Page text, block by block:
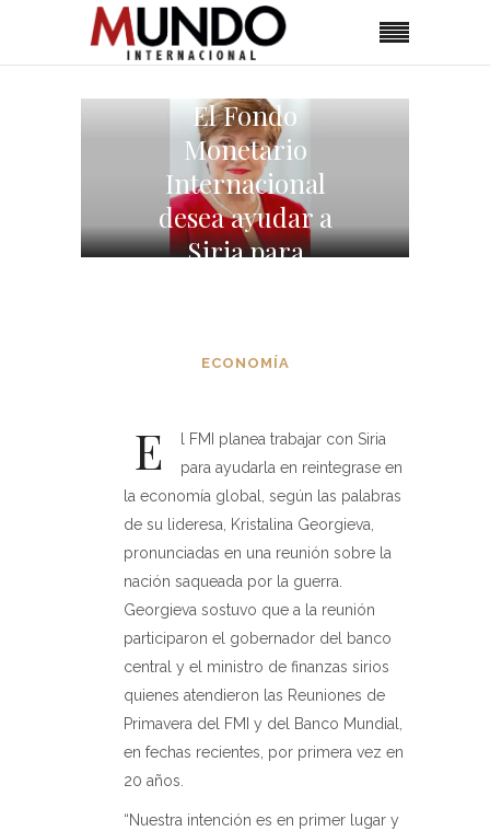
El Fondo
Monetario
Internacional
desea ayudar a
Siria para
ECONOMÍA
E
l FMI planea trabajar con Siria
para ayudarla en reintegrase en
la economía global, según las palabras
de su lideresa, Kristalina Georgieva,
pronunciadas en una reunión sobre la
nación saqueada por la guerra.
Georgieva sostuvo que a la reunión
participaron el gobernador del banco
central y el ministro de finanzas sirios
quienes atendieron las Reuniones de
Primavera del FMI y del Banco Mundial,
en fechas recientes, por primera vez en
20 años.
“Nuestra intención es en primer lugar y